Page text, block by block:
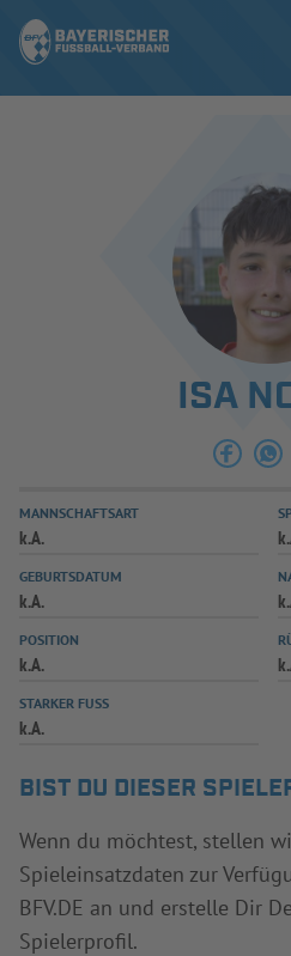
ERGEBNISSE &
SPIELBETRIEB &
AUSBILDUNG & FÖRDERUNG
ISA
MANNSCHAFTSART
k.A.
GEBURTSDATUM
k.A.
POSITION
k.A.
STARKER FUSS
k.A.
BIST DU DIESER
Wenn du möchtest, stellen
Spieleinsatzdaten zur
BFV.DE an und erstelle Dir
Spielerprofil.